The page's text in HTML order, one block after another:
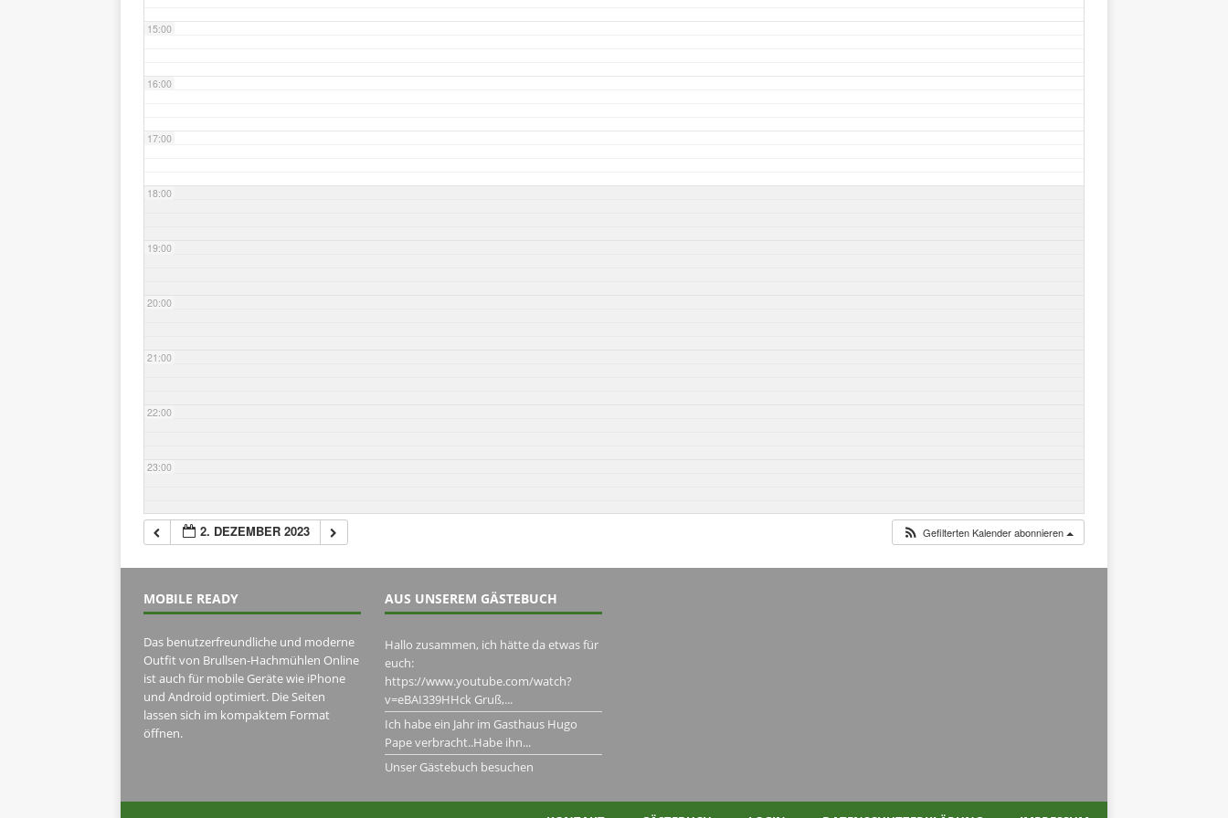
15:00
16:00
17:00
18:00
19:00
20:00
21:00
22:00
23:00
2. DEZEMBER 2023 Gefilterten Kalender abonnieren
MOBILE READY
Das benutzerfreundliche und moderne
Outfit von Brullsen-Hachmühlen Online
ist auch für mobile Geräte wie iPhone
und Android optimiert. Die Seiten
lassen sich im kompaktem Format
öffnen.
AUS UNSEREM GÄSTEBUCH
Hallo zusammen, ich hätte da etwas für
euch:
https://www.youtube.com/watch?
v=eBAI339HHck Gruß,...
Ich habe ein Jahr im Gasthaus Hugo
Pape verbracht..Habe ihn...
Unser Gästebuch besuchen